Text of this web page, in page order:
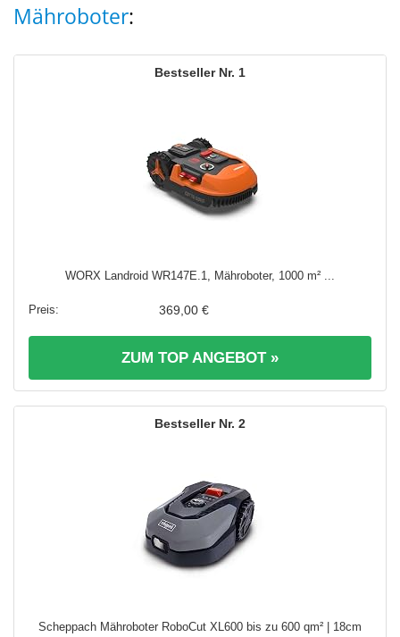
Mähroboter:
1
WORX Landroid WR147E.1, Mähroboter, 1000 m² ...
369,00 €
ZUM TOP ANGEBOT »
2
Scheppach Mähroboter RoboCut XL600 bis zu 600 qm² | 18cm